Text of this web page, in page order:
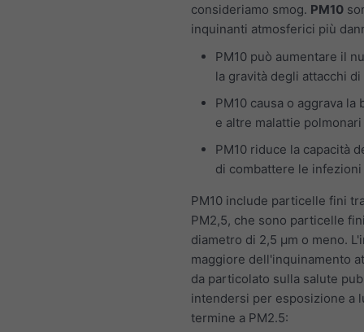
consideriamo smog. PM10
inquinanti atmosferici più
PM10 può aumentare il
la gravità degli attacchi di
PM10 causa o aggrava la
e altre malattie polmonari
PM10 riduce la capacità
di combattere le infezioni
PM10 include particelle fini
PM2,5, che sono particelle
diametro di 2,5 μm o meno.
maggiore dell'inquinamento
da particolato sulla salute
intendersi per esposizione a
termine a PM2.5: